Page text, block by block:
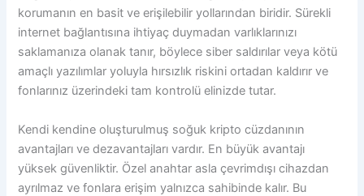
korumanın en basit ve erişilebilir yollarından biridir. Sürekli
internet bağlantısına ihtiyaç duymadan varlıklarınızı
saklamanıza olanak tanır, böylece siber saldırılar veya kötü
amaçlı yazılımlar yoluyla hırsızlık riskini ortadan kaldırır ve
fonlarınız üzerindeki tam kontrolü elinizde tutar.
Kendi kendine oluşturulmuş soğuk kripto cüzdanının
avantajları ve dezavantajları vardır. En büyük avantajı
yüksek güvenliktir. Özel anahtar asla çevrimdışı cihazdan
ayrılmaz ve fonlara erişim yalnızca sahibinde kalır. Bu